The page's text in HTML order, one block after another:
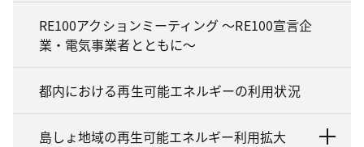
RE100アクションミーティング ～RE100宣言企
業・電気事業者とともに～
都内における再生可能エネルギーの利用状況
島しょ地域の再生可能エネルギー利用拡大